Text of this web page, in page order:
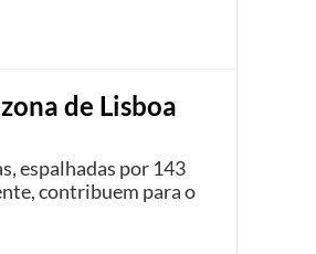
de Lisboa
espalhadas por 143
contribuem para o